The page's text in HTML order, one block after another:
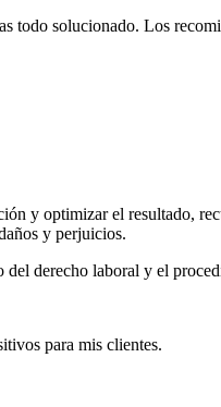
todo solucionado. Los
y optimizar el resultado,
y perjuicios.
del derecho laboral y el
para mis clientes.